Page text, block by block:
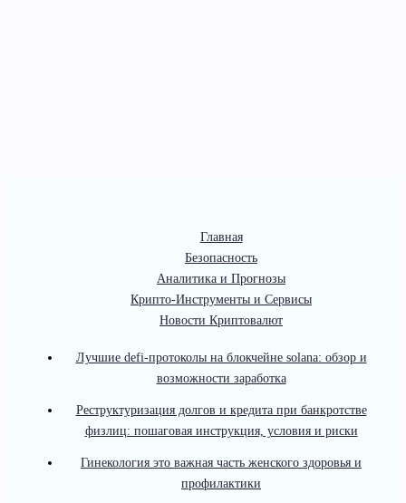
Главная
Безопасность
Аналитика и Прогнозы
Крипто-Инструменты и Сервисы
Новости Криптовалют
Лучшие defi-протоколы на блокчейне solana: обзор и
возможности заработка
Реструктуризация долгов и кредита при банкротстве
физлиц: пошаговая инструкция, условия и риски
Гинекология это важная часть женского здоровья и
профилактики